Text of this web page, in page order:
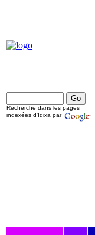
Recherche dans les pages
indexées d'Idixa par